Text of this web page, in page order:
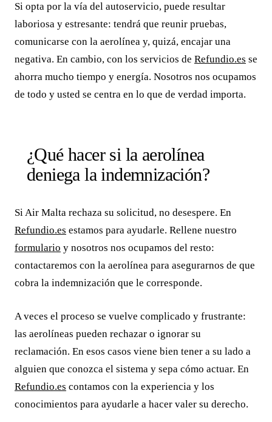
Si opta por la vía del autoservicio, puede resultar
laboriosa y estresante: tendrá que reunir pruebas,
comunicarse con la aerolínea y, quizá, encajar una
negativa. En cambio, con los servicios de Refundio.es se
ahorra mucho tiempo y energía. Nosotros nos ocupamos
de todo y usted se centra en lo que de verdad importa.
¿Qué hacer si la aerolínea
deniega la indemnización?
Si Air Malta rechaza su solicitud, no desespere. En
Refundio.es estamos para ayudarle. Rellene nuestro
formulario y nosotros nos ocupamos del resto:
contactaremos con la aerolínea para asegurarnos de que
cobra la indemnización que le corresponde.
A veces el proceso se vuelve complicado y frustrante:
las aerolíneas pueden rechazar o ignorar su
reclamación. En esos casos viene bien tener a su lado a
alguien que conozca el sistema y sepa cómo actuar. En
Refundio.es contamos con la experiencia y los
conocimientos para ayudarle a hacer valer su derecho.